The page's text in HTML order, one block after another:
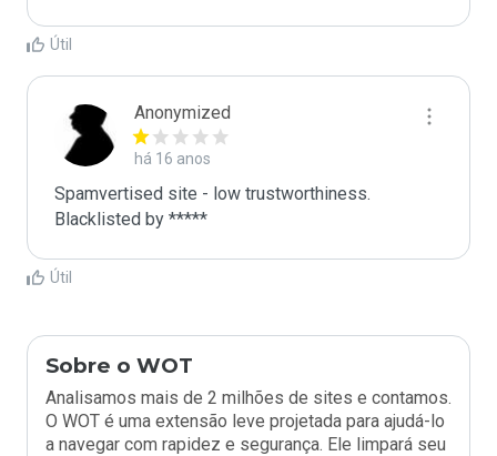
Útil
Anonymized
há 16 anos
Spamvertised site - low trustworthiness.
Blacklisted by *****
Útil
Sobre o WOT
Analisamos mais de 2 milhões de sites e contamos.
O WOT é uma extensão leve projetada para ajudá-lo
a navegar com rapidez e segurança. Ele limpará seu